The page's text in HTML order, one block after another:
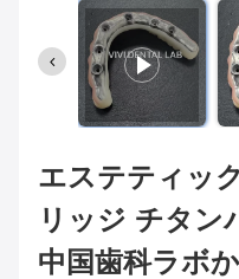
エステティッ
リッジ チタン
中国歯科ラボ